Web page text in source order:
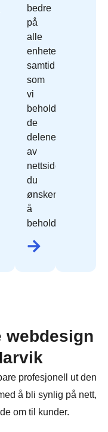
bedre
på
alle
enheter,
samtidig
som
vi
beholder
de
delene
av
nettside
du
ønsker
å
beholde.
webdesign
profesjonell ut den
å bli synlig på nett,
om til kunder.